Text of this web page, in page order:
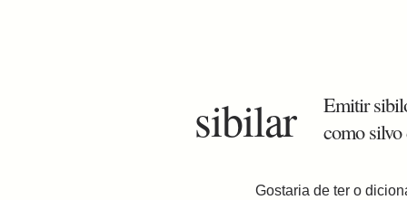
sibilar
Emitir
como silvo
Gostaria de ter o